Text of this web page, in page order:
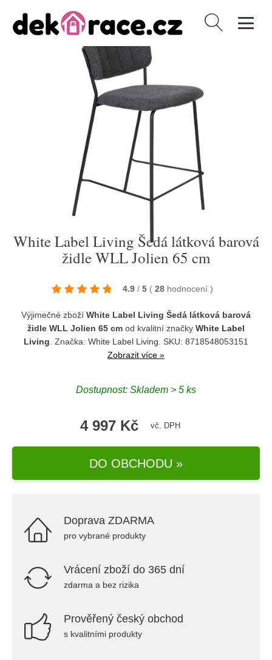
Vyhledávání
White Label Living Šedá látková barová
židle WLL Jolien 65 cm
4.9 / 5 ( 28 hodnocení )
Výjimečné zboží White Label Living Šedá látková barová
židle WLL Jolien 65 cm od kvalitní značky White Label
Living . Značka: White Label Living . SKU: 8718548053151
Zobrazit více »
Dostupnost: Skladem > 5 ks
4 997 Kč vč. DPH
DO OBCHODU »
Doprava ZDARMA
pro vybrané produkty
Vrácení zboží do 365 dní
zdarma a bez rizika
Prověřený český obchod
s kvalitními produkty